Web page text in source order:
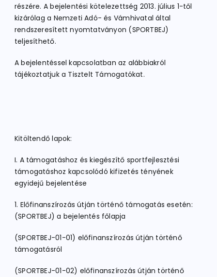
részére. A bejelentési kötelezettség 2013. július 1-től
kizárólag a Nemzeti Adó- és Vámhivatal által
rendszeresített nyomtatványon (SPORTBEJ)
teljesíthető.
A bejelentéssel kapcsolatban az alábbiakról
tájékoztatjuk a Tisztelt Támogatókat.
Kitöltendő lapok:
I. A támogatáshoz és kiegészítő sportfejlesztési
támogatáshoz kapcsolódó kifizetés tényének
egyidejű bejelentése
1. Előfinanszírozás útján történő támogatás esetén:
(SPORTBEJ) a bejelentés főlapja
(SPORTBEJ-01-01) előfinanszírozás útján történő
támogatásról
(SPORTBEJ-01-02) előfinanszírozás útján történő